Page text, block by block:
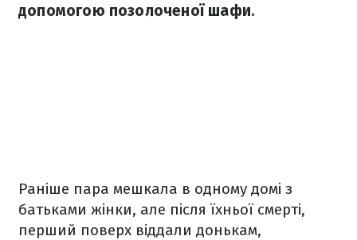
допомогою позолоченої шафи.
Раніше пара мешкала в одному домі з
батьками жінки, але після їхньої смерті,
перший поверх віддали донькам,